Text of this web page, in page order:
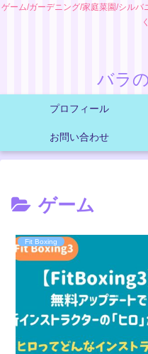
ゲーム/ガーデニング/家庭菜園/シル
バラ
プロフィール
お問い合わせ
ゲーム
Fit Boxing